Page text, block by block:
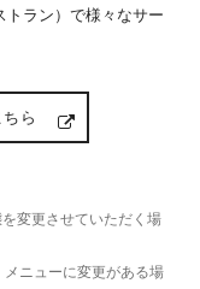
トラン）で様々なサー
ら
変更させていただく場
ニューに変更がある場